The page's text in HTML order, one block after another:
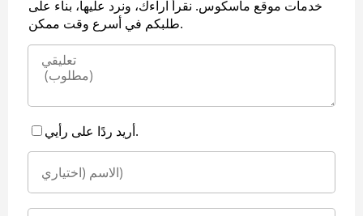
خدمات موقع ماسكوس. نقرأ آراءك، ونرد عليها، بناء على
طلبكم في أسرع وقت ممكن.
أريد ردًا على رأيي.